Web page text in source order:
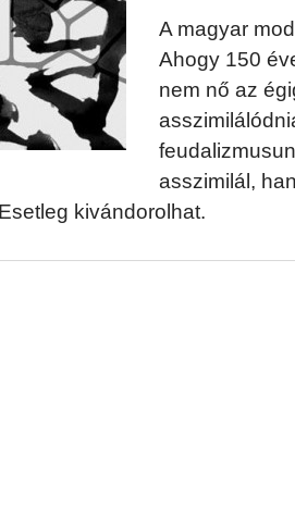
A magyar
Ahogy 150
nem nő az
asszimilál,
kivándorolhat.